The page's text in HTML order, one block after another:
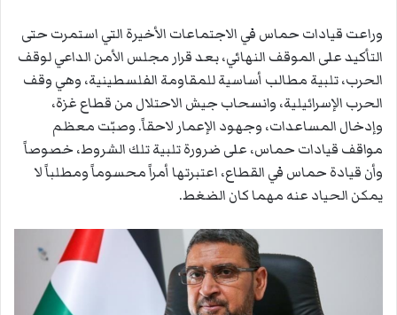
وراعت قيادات حماس في الاجتماعات الأخيرة التي استمرت حتى
التأكيد على الموقف النهائي، بعد قرار مجلس الأمن الداعي لوقف
الحرب، تلبية مطالب أساسية للمقاومة الفلسطينية، وهي وقف
الحرب الإسرائيلية، وانسحاب جيش الاحتلال من قطاع غزة،
وإدخال المساعدات، وجهود الإعمار لاحقاً. وصبّت معظم
مواقف قيادات حماس، على ضرورة تلبية تلك الشروط، خصوصاً
وأن قيادة حماس في القطاع، اعتبرتها أمراً محسوماً ومطلباً لا
يمكن الحياد عنه مهما كان الضغط.